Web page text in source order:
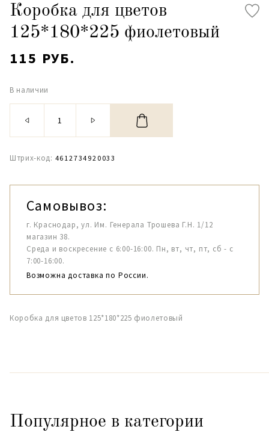
Коробка для цветов
125*180*225 фиолетовый
115 РУБ.
В наличии
Штрих-код: 4612734920033
Самовывоз:
г. Краснодар, ул. Им. Генерала Трошева Г.Н. 1/12
магазин 38.
Среда и воскресение с 6:00-16:00. Пн, вт, чт, пт, сб - с
7:00-16:00.
Возможна доставка по России.
Коробка для цветов 125*180*225 фиолетовый
Популярное в категории